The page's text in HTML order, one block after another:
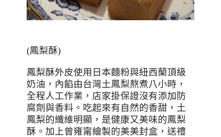
(鳳梨酥)
鳳梨酥外皮使用日本麵粉與紐西蘭頂級
奶油，內餡由台灣土鳳梨熬煮八小時，
全程人工作業，店家掛保證沒有添加防
腐劑與香料。吃起來有自然的香甜，土
鳳梨的纖維明顯，是健康又美味的鳳梨
酥。加上曾雍甯繪製的美美封盒，送禮